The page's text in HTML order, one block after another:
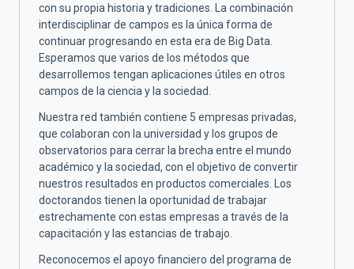
con su propia historia y tradiciones. La combinación
interdisciplinar de campos es la única forma de
continuar progresando en esta era de Big Data.
Esperamos que varios de los métodos que
desarrollemos tengan aplicaciones útiles en otros
campos de la ciencia y la sociedad.
Nuestra red también contiene 5 empresas privadas,
que colaboran con la universidad y los grupos de
observatorios para cerrar la brecha entre el mundo
académico y la sociedad, con el objetivo de convertir
nuestros resultados en productos comerciales. Los
doctorandos tienen la oportunidad de trabajar
estrechamente con estas empresas a través de la
capacitación y las estancias de trabajo.
Reconocemos el apoyo financiero del programa de